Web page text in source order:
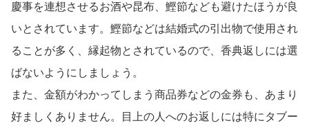
慶事を連想させるお酒や昆布、鰹節なども避けたほうが良
いとされています。鰹節などは結婚式の引出物で使用され
ることが多く、縁起物とされているので、香典返しには選
ばないようにしましょう。
また、金額がわかってしまう商品券などの金券も、あまり
好ましくありません。目上の人へのお返しには特にタブー